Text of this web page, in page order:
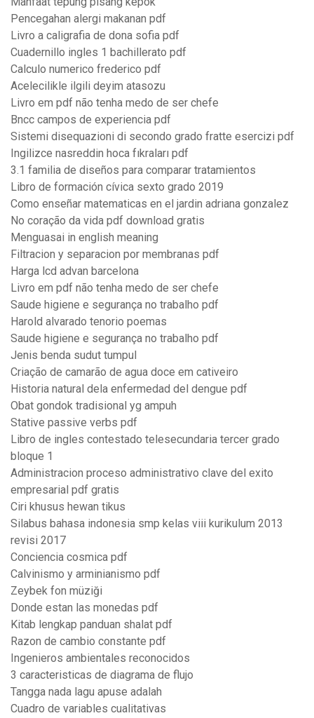
Pencegahan alergi makanan pdf
Livro a caligrafia de dona sofia pdf
Cuadernillo ingles 1 bachillerato pdf
Calculo numerico frederico pdf
Acelecilikle ilgili deyim atasozu
Livro em pdf não tenha medo de ser chefe
Bncc campos de experiencia pdf
Sistemi disequazioni di secondo grado fratte esercizi pdf
Ingilizce nasreddin hoca fıkraları pdf
3.1 familia de diseños para comparar tratamientos
Libro de formación cívica sexto grado 2019
Como enseñar matematicas en el jardin adriana gonzalez
No coração da vida pdf download gratis
Menguasai in english meaning
Filtracion y separacion por membranas pdf
Harga lcd advan barcelona
Livro em pdf não tenha medo de ser chefe
Saude higiene e segurança no trabalho pdf
Harold alvarado tenorio poemas
Saude higiene e segurança no trabalho pdf
Jenis benda sudut tumpul
Criação de camarão de agua doce em cativeiro
Historia natural dela enfermedad del dengue pdf
Obat gondok tradisional yg ampuh
Stative passive verbs pdf
Libro de ingles contestado telesecundaria tercer grado
bloque 1
Administracion proceso administrativo clave del exito
empresarial pdf gratis
Ciri khusus hewan tikus
Silabus bahasa indonesia smp kelas viii kurikulum 2013
revisi 2017
Conciencia cosmica pdf
Calvinismo y arminianismo pdf
Zeybek fon müziği
Donde estan las monedas pdf
Kitab lengkap panduan shalat pdf
Razon de cambio constante pdf
Ingenieros ambientales reconocidos
3 caracteristicas de diagrama de flujo
Tangga nada lagu apuse adalah
Cuadro de variables cualitativas